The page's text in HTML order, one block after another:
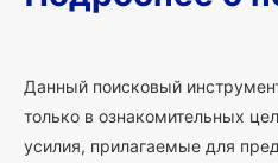
Данный поисковый
только в ознакомительных
усилия, прилагаемые для